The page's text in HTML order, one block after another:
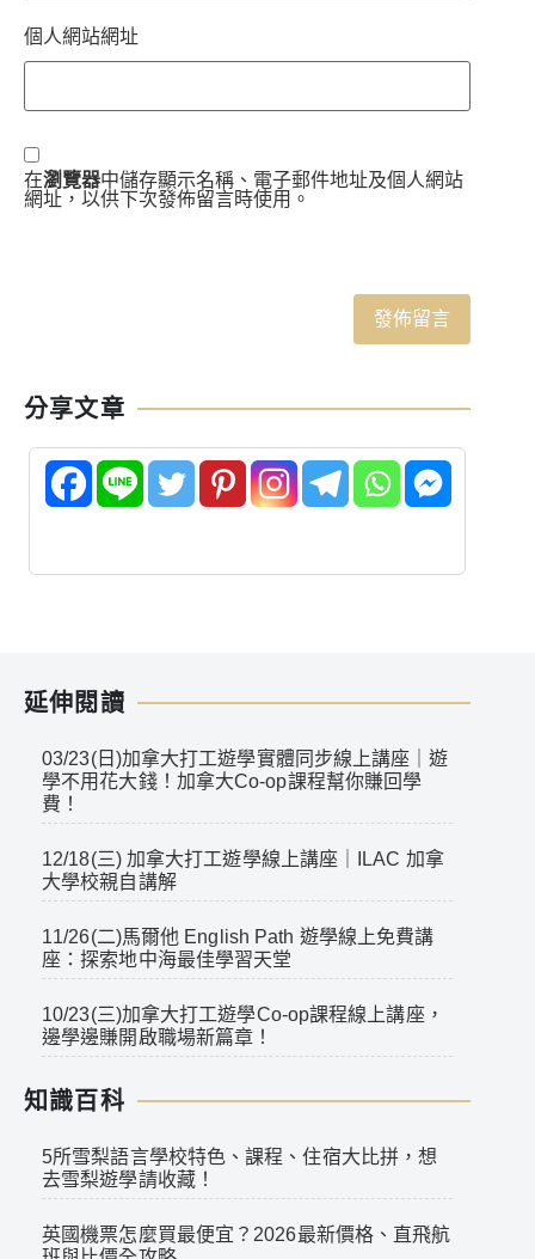
個人網站網址
在瀏覽器中儲存顯示名稱、電子郵件地址及個人網站
網址，以供下次發佈留言時使用。
分享文章
延伸閱讀
03/23(日)加拿大打工遊學實體同步線上講座｜遊
學不用花大錢！加拿大Co-op課程幫你賺回學
費！
12/18(三) 加拿大打工遊學線上講座｜ILAC 加拿
大學校親自講解
11/26(二)馬爾他 English Path 遊學線上免費講
座：探索地中海最佳學習天堂
10/23(三)加拿大打工遊學Co-op課程線上講座，
邊學邊賺開啟職場新篇章！
知識百科
5所雪梨語言學校特色、課程、住宿大比拼，想
去雪梨遊學請收藏！
英國機票怎麼買最便宜？2026最新價格、直飛航